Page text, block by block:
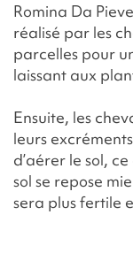
Romina Da
réalisé par les
parcelles pour
laissant aux
Ensuite, les
leurs
d’aérer le sol,
sol se repose
sera plus fertile